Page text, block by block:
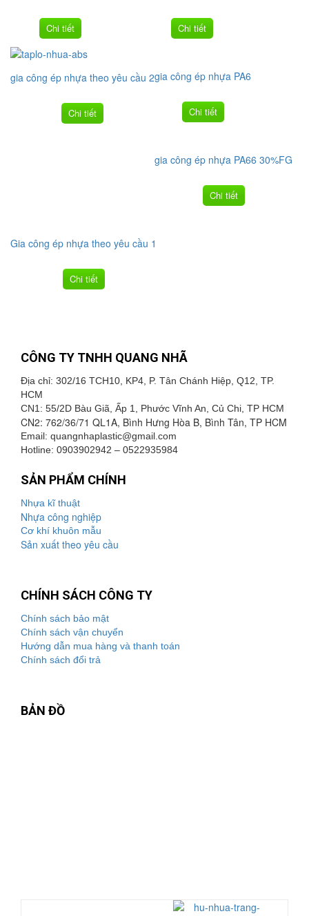
Chi tiết Chi tiết
gia công ép nhựa theo yêu cầu 2
Chi tiết
gia công ép nhựa PA6
Chi tiết
gia công ép nhựa PA66 30%FG
Chi tiết
Gia công ép nhựa theo yêu cầu 1
Chi tiết
CÔNG TY TNHH QUANG NHÃ
Địa chỉ: 302/16 TCH10, KP4, P. Tân Chánh Hiệp, Q12, TP.
HCM
CN1: 55/2D Bàu Giã, Ấp 1, Phước Vĩnh An, Củ Chi, TP HCM
CN2: 762/36/71 QL1A, Bình Hưng Hòa B, Bình Tân, TP HCM
Email: quangnhaplastic@gmail.com
Hotline: 0903902942 – 0522935984
SẢN PHẨM CHÍNH
Nhựa kĩ thuật
Nhựa công nghiệp
Cơ khí khuôn mẫu
Sản xuất theo yêu cầu
CHÍNH SÁCH CÔNG TY
Chính sách bảo mật
Chính sách vận chuyển
Hướng dẫn mua hàng và thanh toán
Chính sách đổi trả
BẢN ĐỒ